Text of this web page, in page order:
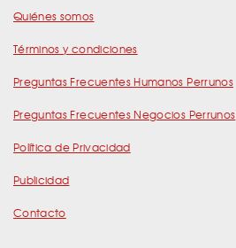
Quiénes somos
Términos y condiciones
Preguntas Frecuentes Humanos Perrunos
Preguntas Frecuentes Negocios Perrunos
Política de Privacidad
Publicidad
Contacto